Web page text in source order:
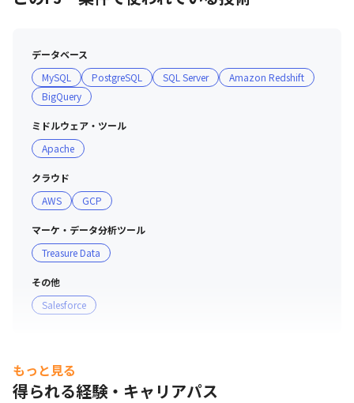
性68%）
ション可能
・研修、勉強会開催（データ分析・AI・UX開発・RPA・と
いった様々なテーマで、知識・スキルを高めるための勉強
会を自主的に開催）
データベース
MySQL
PostgreSQL SQL Server
Amazon Redshift
BigQuery
ミドルウェア・ツール
Apache
クラウド
AWS
GCP
マーケ・データ分析ツール
Treasure Data
その他
Salesforce
もっと見る
得られる経験・キャリアパス